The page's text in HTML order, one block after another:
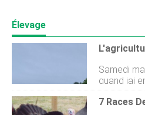
Élevage
Samedi
quand jai
personne
reconnaît